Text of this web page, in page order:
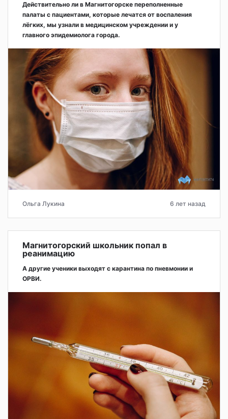
Действительно ли в Магнитогорске переполненные
палаты с пациентами, которые лечатся от воспаления
лёгких, мы узнали в медицинском учреждении и у
главного эпидемиолога города.
Ольга Лукина 6 лет назад
Магнитогорский школьник попал в
реанимацию
А другие ученики выходят с карантина по пневмонии и
ОРВИ.